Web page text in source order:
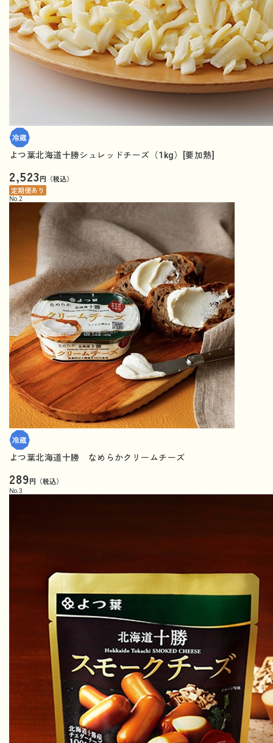
よつ葉北海道十勝シュレッドチーズ（1kg）[要加熱]
2,523円（税込）
定期便あり
No. 2
よつ葉北海道十勝 なめらかクリームチーズ
289円（税込）
No. 3